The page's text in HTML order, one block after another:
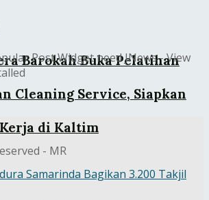
Barokah Buka Pelatihan
Cleaning Service, Siapkan
Kerja di Kaltim
Post Widget need JNews - View
- MR